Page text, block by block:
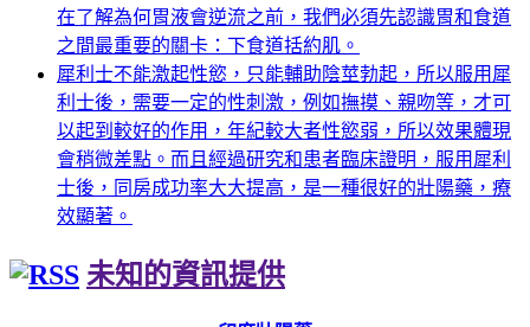
在了解為何胃液會逆流之前，我們必須先認識胃和食道
之間最重要的關卡：下食道括約肌。
犀利士不能激起性慾，只能輔助陰莖勃起，所以服用犀
利士後，需要一定的性刺激，例如撫摸、親吻等，才可
以起到較好的作用，年紀較大者性慾弱，所以效果體現
會稍微差點。而且經過研究和患者臨床證明，服用犀利
士後，同房成功率大大提高，是一種很好的壯陽藥，療
效顯著。
未知的資訊提供